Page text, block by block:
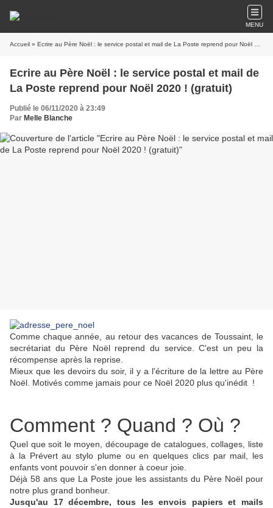
MENU
Accueil » Ecrire au Père Noël : le service postal et mail de La Poste reprend pour Noël 2020 ! (gratuit)
Ecrire au Père Noël : le service postal et mail de
La Poste reprend pour Noël 2020 ! (gratuit)
Publié le 06/11/2020 à 23:49
Par Melle Blanche
Comme chaque année, au retour des vacances de Toussaint, le
secrétariat du Père Noël reprend du service. C'est un peu la
récompense après la reprise.
Mieux que les devoirs du soir, il y a l'écriture de la lettre au Père
Noël. Motivés comme jamais pour ce Noël 2020 plus qu'inédit !
Comment ? Quand ? Où ?
Quel que soit le moyen, découpage de catalogues, collages, liste
à la Prévert au stylo plume ou en quelques clics par mail, les
enfants vont pouvoir s'en donner à coeur joie.
Déjà 58 ans que La Poste joue les assistants du Père Noël pour
notre plus grand bonheur.
Jusqu'au 17 décembre, tous les envois papiers et mails